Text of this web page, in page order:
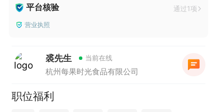
平台核验 通过1项
营业执照
裘先生 当前在线
杭州每果时光食品有限公司
职位福利